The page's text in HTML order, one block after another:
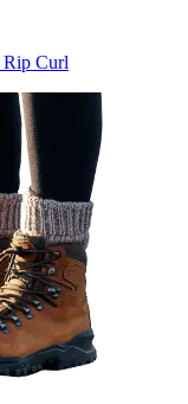
Rip Curl